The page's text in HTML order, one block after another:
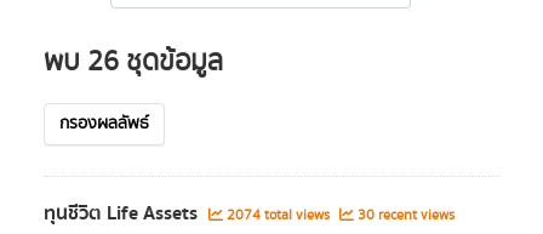
พบ 26 ชุดข้อมูล
กรองผลลัพธ์
ทุนชีวิต Life Assets 2074 total views 30 recent views